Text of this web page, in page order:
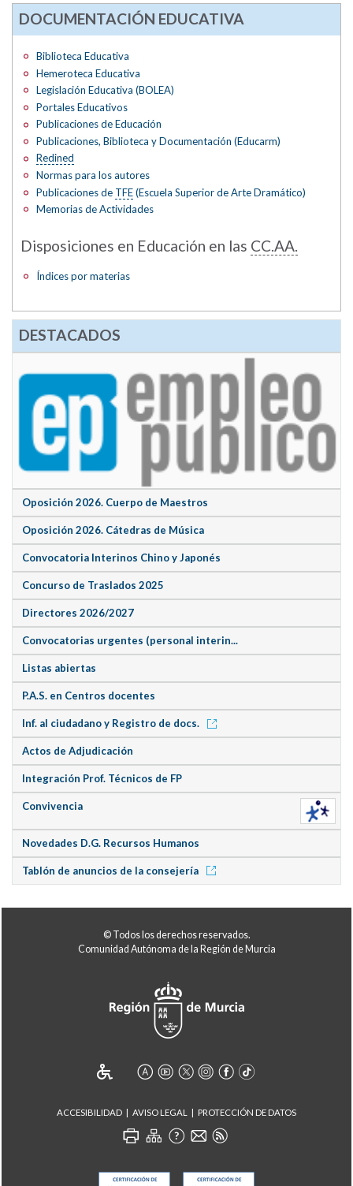
DOCUMENTACIÓN EDUCATIVA
Biblioteca Educativa
Hemeroteca Educativa
Legislación Educativa (BOLEA)
Portales Educativos
Publicaciones de Educación
Publicaciones, Biblioteca y Documentación (Educarm)
Redined
Normas para los autores
Publicaciones de TFE(Escuela Superior de Arte Dramático)
Memorias de Actividades
Disposiciones en Educación en las CC.AA.
Índices por materias
DESTACADOS
Oposición 2026. Cuerpo de Maestros
Oposición 2026. Cátedras de Música
Convocatoria Interinos Chino y Japonés
Concurso de Traslados 2025
Directores 2026/2027
Convocatorias urgentes (personal interin...
Listas abiertas
P.A.S. en Centros docentes
Inf. al ciudadano y Registro de docs.
Actos de Adjudicación
Integración Prof. Técnicos de FP
Convivencia
Novedades D.G. Recursos Humanos
Tablón de anuncios de la consejería
© Todos los derechos reservados.
Comunidad Autónoma de la Región de Murcia
ACCESIBILIDAD AVISO LEGAL PROTECCIÓN DE DATOS